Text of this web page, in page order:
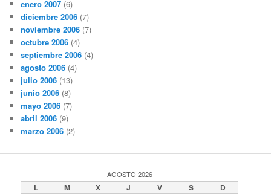
enero 2007 (6)
diciembre 2006 (7)
noviembre 2006 (7)
octubre 2006 (4)
septiembre 2006 (4)
agosto 2006 (4)
julio 2006 (13)
junio 2006 (8)
mayo 2006 (7)
abril 2006 (9)
marzo 2006 (2)
AGOSTO 2026
L M X J V S D